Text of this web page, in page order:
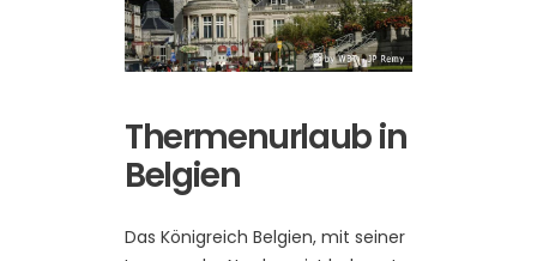
Thermenurlaub in
Belgien
Das Königreich Belgien, mit seiner